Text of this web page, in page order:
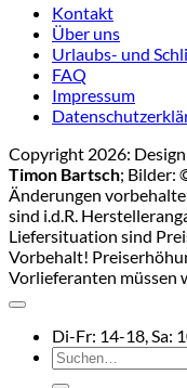
Kontakt
Über uns
Urlaubs- und
FAQ
Impressum
Copyright 2026:
Timon Bartsch; Bilder:
Änderungen
sind i.d.R.
Liefersituation sind
Vorbehalt!
Vorlieferanten müssen
Di-Fr: 14-18, Sa:
Suchen
nach: